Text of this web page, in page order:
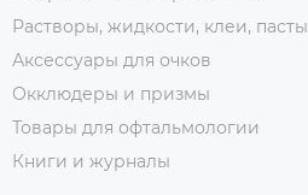
Растворы, жидкости, клеи, пасты
Аксессуары для очков
Окклюдеры и призмы
Товары для офтальмологии
Книги и журналы